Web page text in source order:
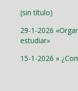
(sin título)
29-1-2026
estudiar»
15-1-2026 »